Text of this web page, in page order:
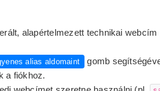
alapértelmezett technikai webcím
alias aldomaint
gomb
a fiókhoz.